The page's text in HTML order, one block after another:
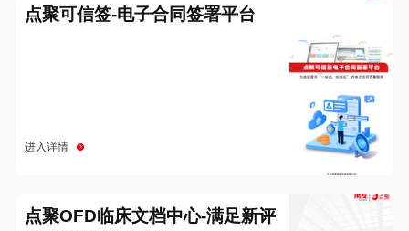
点聚可信签-电子合同签署平台
进入详情
点聚OFD临床文档中心-满足新评